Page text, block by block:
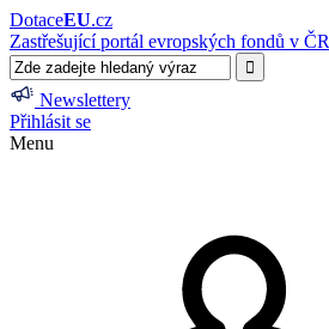
DotaceEU.cz
Zastřešující portál evropských fondů v ČR
Newslettery
Přihlásit se
Menu